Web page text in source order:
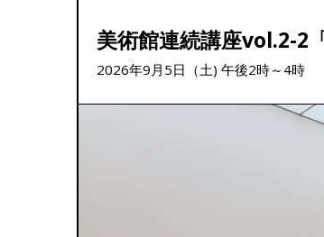
美術館連続講座vol.2-2
2026年9月5日（土) 午後2時～4時